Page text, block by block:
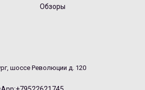
Обзоры
шоссе Революции д. 120